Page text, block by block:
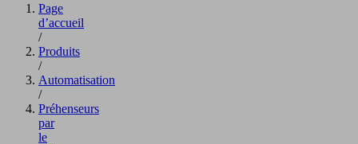
Page
d’accueil
/
Produits
/
Automatisation
/
Préhenseurs
par
le